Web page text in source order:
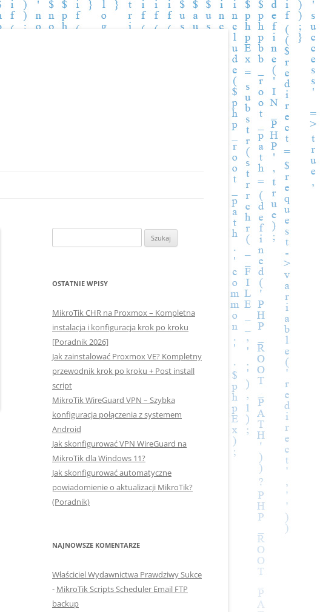
OSTATNIE WPISY
MikroTik CHR na Proxmox – Kompletna
instalacja i konfiguracja krok po kroku
[Poradnik 2026]
Jak zainstalować Proxmox VE? Kompletny
przewodnik krok po kroku + Post install
script
MikroTik WireGuard VPN – Szybka
konfiguracja połączenia z systemem
Android
Jak skonfigurować VPN WireGuard na
MikroTik dla Windows 11?
Jak skonfigurować automatyczne
powiadomienie o aktualizacji MikroTik?
(Poradnik)
NAJNOWSZE KOMENTARZE
Właściciel Wydawnictwa Prawdziwy Sukce
- MikroTik Scripts Scheduler Email FTP
backup